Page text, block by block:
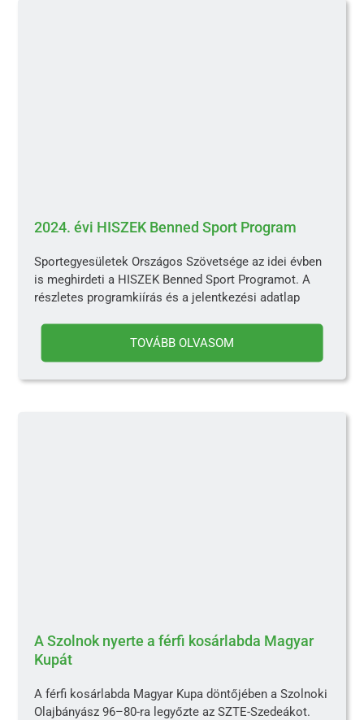
2024. évi HISZEK Benned Sport Program
Sportegyesületek Országos Szövetsége az idei évben
is meghirdeti a HISZEK Benned Sport Programot. A
részletes programkiírás és a jelentkezési adatlap
TOVÁBB OLVASOM
A Szolnok nyerte a férfi kosárlabda Magyar
Kupát
A férfi kosárlabda Magyar Kupa döntőjében a Szolnoki
Olajbányász 96–80-ra legyőzte az SZTE-Szedeákot.